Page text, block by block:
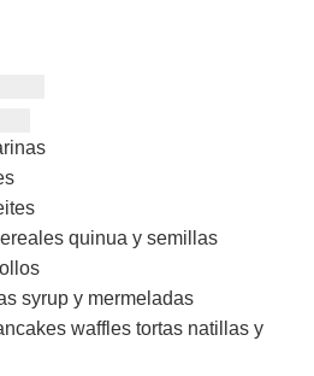
quinua y semillas
syrup y mermeladas
waffles tortas natillas y